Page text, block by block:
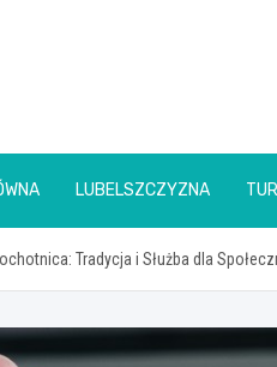
LUBELSZCZYZNA
Tradycja i Służba dla